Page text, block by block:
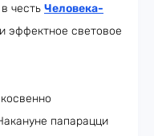
честь Человека-
эффектное световое
папарацци